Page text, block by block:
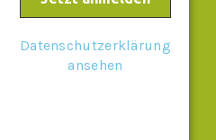
Datenschutzerklärung
ansehen